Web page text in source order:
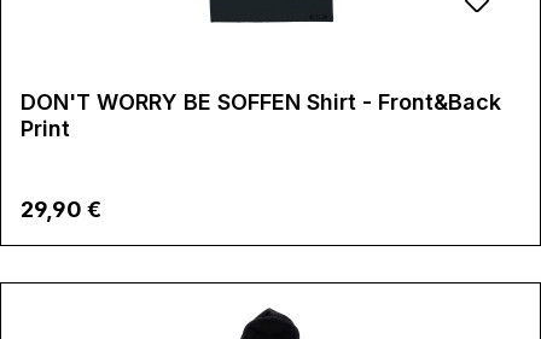
DON'T WORRY BE SOFFEN Shirt - Front&Back
Print
Regulärer Preis:
29,90 €